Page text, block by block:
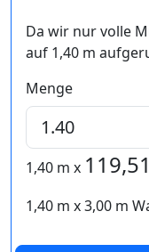
Da wir nur volle
auf 1,40 m
Menge
1,40 m x 119,51
1,40 m x3,00 m